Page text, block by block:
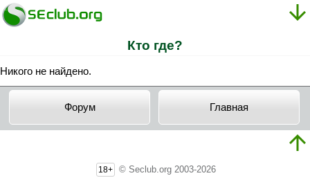
Кто где?
Никого не найдено.
Форум Главная
18+ © Seclub.org 2003-2026